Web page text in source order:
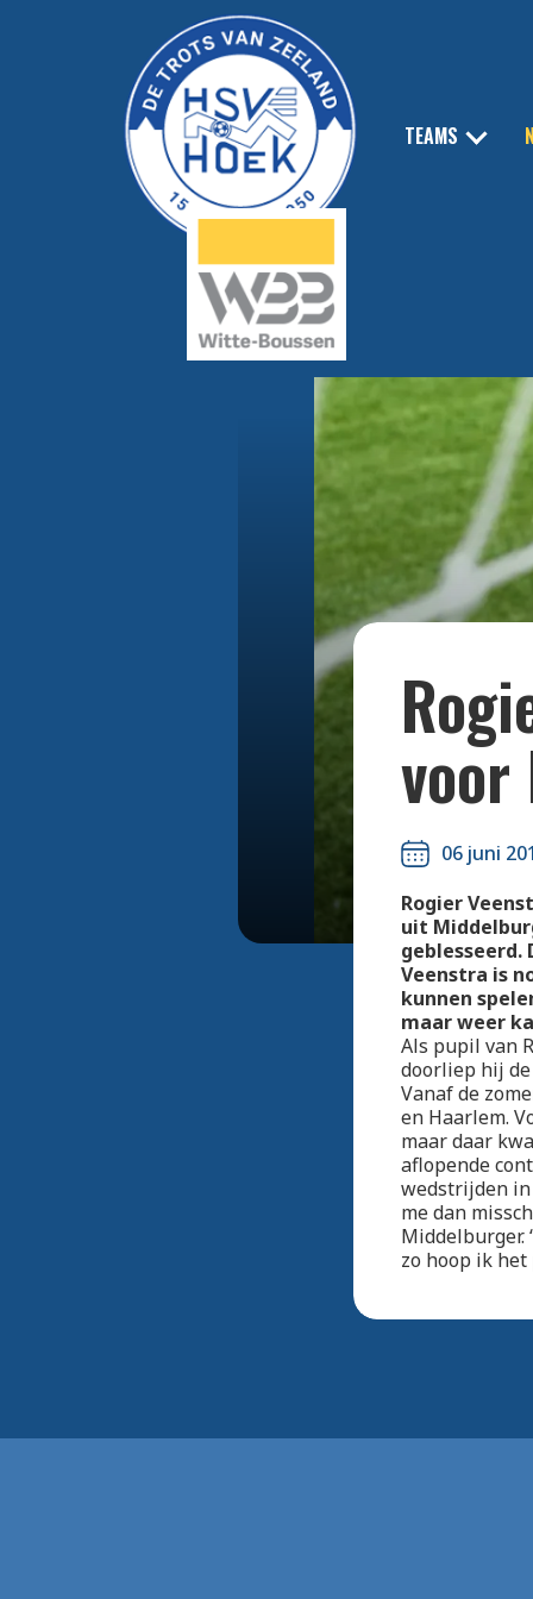
TEAMS
voor
06 juni
Rogier
uit
geblesseerd.
Veenstra is
kunnen
maar weer
Als pupil van
doorliep hij
Vanaf de
en Haarlem.
maar daar
aflopende
wedstrijden in
me dan
Middelburger.
zo hoop ik